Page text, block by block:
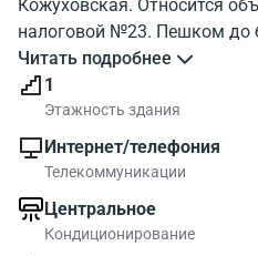
Кожуховская. Относится
налоговой №23. Пешком до
Кожуховская, 17 можно
10 минут от метро. В
Внешний вид бизнес-центра
можно посмотреть на
карте, можно посмотреть
центром хорошо развита.
Офисные блоки в БЦ
Читать подробнее
1
Этажность здания
Интернет/телефония
Телекоммуникации
Центральное
Кондиционирование